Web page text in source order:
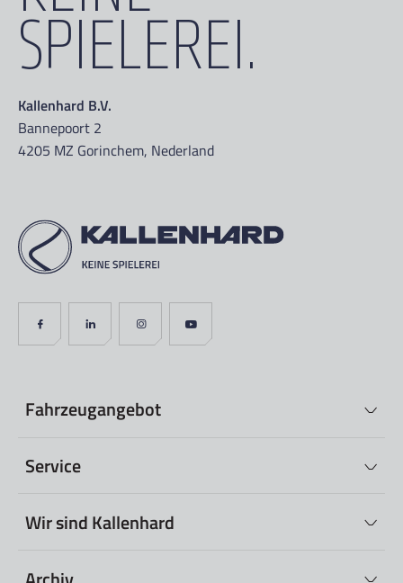
SPIELEREI.
Kallenhard B.V.
Bannepoort 2
4205 MZ Gorinchem, Nederland
Fahrzeugangebot
Service
Wir sind Kallenhard